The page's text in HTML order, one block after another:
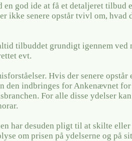
en god ide at få et detaljeret tilbud
ikke senere opstår tvivl om, hvad
tilbuddet grundigt igennem ved
evt.
Hvis der senere opstår
den indbringes for Ankenævnet for
For alle disse ydelser
har desuden pligt til at skilte eller
om prisen på ydelserne og på